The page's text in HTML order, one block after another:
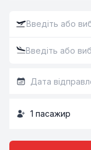
1 пасажир